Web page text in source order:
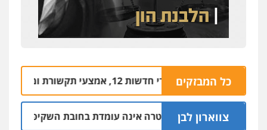
כל המבזקים
חדשות 12, אמצעי תקשורת ומשרד המשפטים
צווארון לבן
דעה: המשטרה אינה עומדת בחובת השקיפות לשינוי